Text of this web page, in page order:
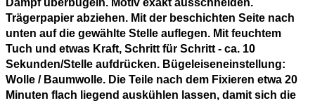
Trägerpapier abziehen. Mit der beschichten Seite nach
unten auf die gewählte Stelle auflegen. Mit feuchtem
Tuch und etwas Kraft, Schritt für Schritt - ca. 10
Sekunden/Stelle aufdrücken. Bügeleiseneinstellung:
Wolle / Baumwolle. Die Teile nach dem Fixieren etwa 20
Minuten flach liegend auskühlen lassen, damit sich die